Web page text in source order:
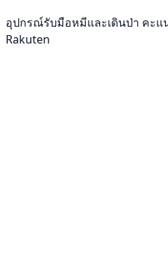
อุปกรณ์รับมือหมีและเดินป่า คะแ
Rakuten